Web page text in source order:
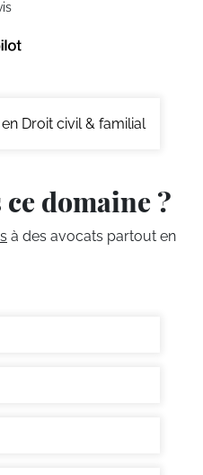
Droit civil & familial
domaine ?
à des avocats partout en